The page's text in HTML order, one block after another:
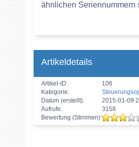
ähnlichen Seriennummern
Artikeldetails
Artikel-ID:
106
Kategorie:
Datum (erstellt):
2015-01-09
Aufrufe:
3158
Bewertung (Stimmen):